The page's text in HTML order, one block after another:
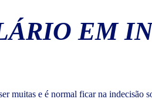
EM
muitas e é normal ficar na